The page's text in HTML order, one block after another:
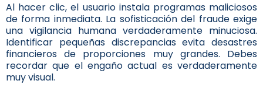
Al hacer clic, el usuario instala programas maliciosos
de forma inmediata. La sofisticación del fraude exige
una vigilancia humana verdaderamente minuciosa.
Identificar pequeñas discrepancias evita desastres
financieros de proporciones muy grandes. Debes
recordar que el engaño actual es verdaderamente
muy visual.